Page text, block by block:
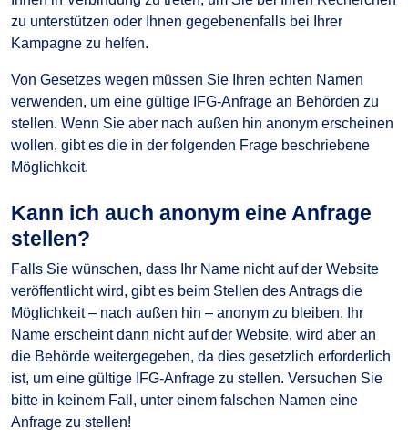
zu unterstützen oder Ihnen gegebenenfalls bei Ihrer
Kampagne zu helfen.
Von Gesetzes wegen müssen Sie Ihren echten Namen
verwenden, um eine gültige IFG-Anfrage an Behörden zu
stellen. Wenn Sie aber nach außen hin anonym erscheinen
wollen, gibt es die in der folgenden Frage beschriebene
Möglichkeit.
Kann ich auch anonym eine Anfrage
stellen?
Falls Sie wünschen, dass Ihr Name nicht auf der Website
veröffentlicht wird, gibt es beim Stellen des Antrags die
Möglichkeit – nach außen hin – anonym zu bleiben. Ihr
Name erscheint dann nicht auf der Website, wird aber an
die Behörde weitergegeben, da dies gesetzlich erforderlich
ist, um eine gültige IFG-Anfrage zu stellen. Versuchen Sie
bitte in keinem Fall, unter einem falschen Namen eine
Anfrage zu stellen!